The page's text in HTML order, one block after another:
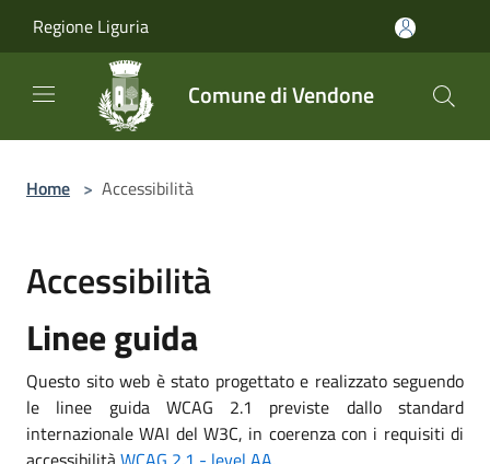
Regione Liguria
Comune di Vendone
Home > Accessibilità
Accessibilità
Linee guida
Questo sito web è stato progettato e realizzato seguendo
le linee guida WCAG 2.1 previste dallo standard
internazionale WAI del W3C, in coerenza con i requisiti di